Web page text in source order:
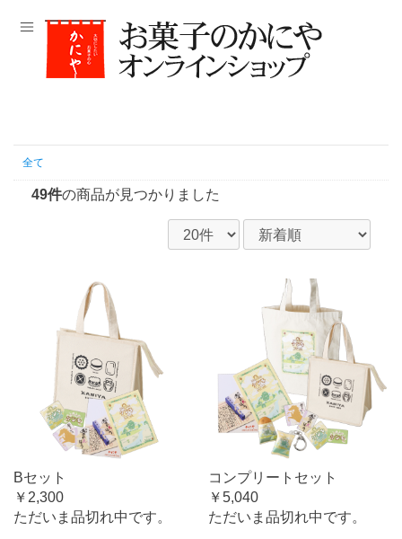
全て
49件の商品が見つかりました
Bセット
￥2,300
ただいま品切れ中です。
コンプリートセット
￥5,040
ただいま品切れ中です。